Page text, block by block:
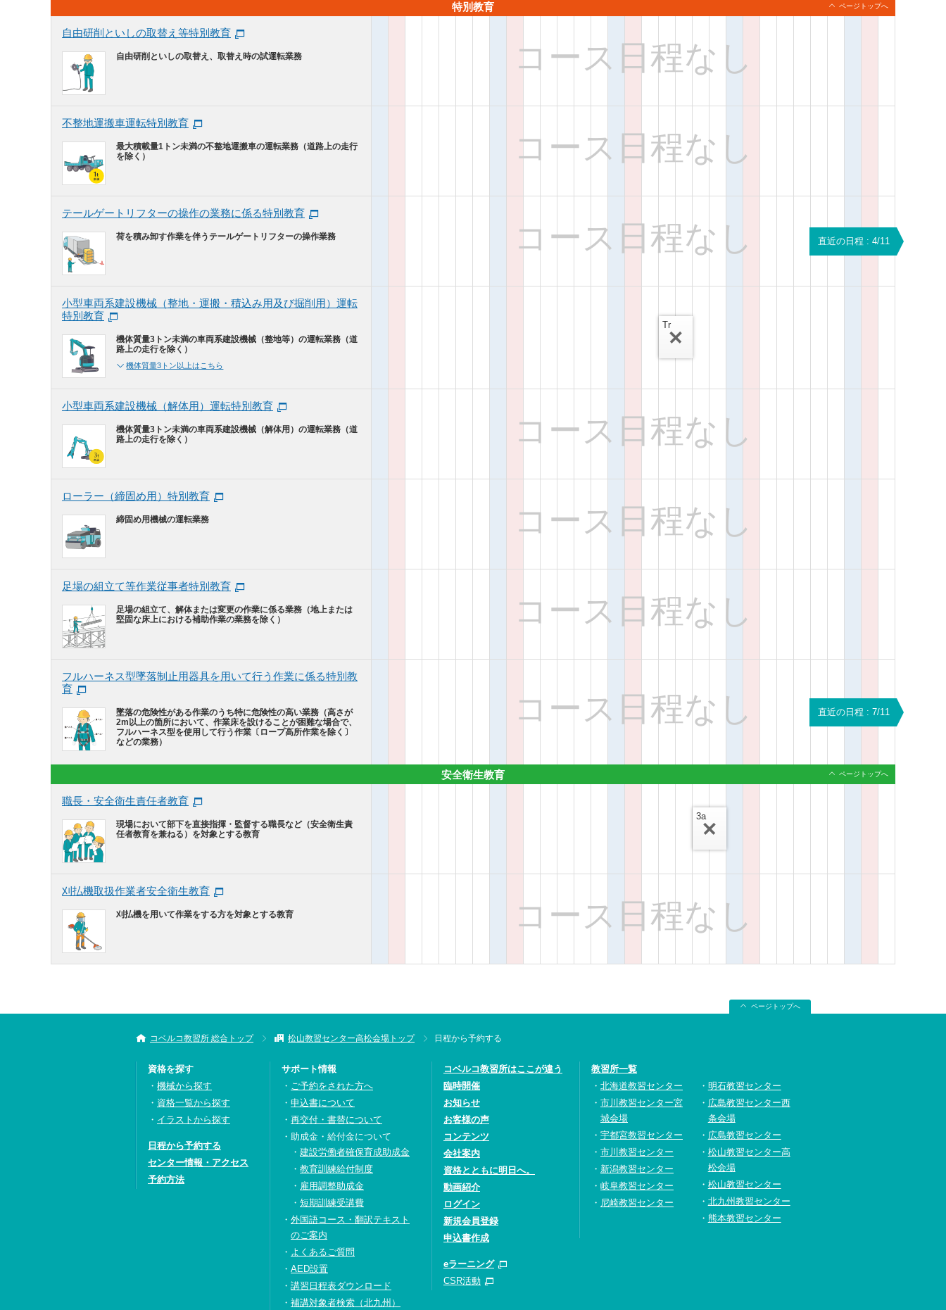
特別教育 ページトップへ
自由研削といしの取替え等特別教育
自由研削といしの取替え、取替え時の試運転業務 コース日程なし
不整地運搬車運転特別教育
最大積載量1トン未満の不整地運搬車の運転業務（道路上の走行
を除く）
コース日程なし
テールゲートリフターの操作の業務に係る特別教育
荷を積み卸す作業を伴うテールゲートリフターの操作業務 コース日程なし 直近の日程 : 4/11
小型車両系建設機械（整地・運搬・積込み用及び掘削用）運転
特別教育
機体質量3トン未満の車両系建設機械（整地等）の運転業務（道
路上の走行を除く）
機体質量3トン以上はこちら
Tr
小型車両系建設機械（解体用）運転特別教育
機体質量3トン未満の車両系建設機械（解体用）の運転業務（道
路上の走行を除く）
コース日程なし
ローラー（締固め用）特別教育
締固め用機械の運転業務 コース日程なし
足場の組立て等作業従事者特別教育
足場の組立て、解体または変更の作業に係る業務（地上または
堅固な床上における補助作業の業務を除く）
コース日程なし
フルハーネス型墜落制止用器具を用いて行う作業に係る特別教
育
墜落の危険性がある作業のうち特に危険性の高い業務（高さが
2m以上の箇所において、作業床を設けることが困難な場合で、
フルハーネス型を使用して行う作業〔ロープ高所作業を除く〕
などの業務）
コース日程なし 直近の日程 : 7/11
安全衛生教育 ページトップへ
職長・安全衛生責任者教育
現場において部下を直接指揮・監督する職長など（安全衛生責
任者教育を兼ねる）を対象とする教育
3a
刈払機取扱作業者安全衛生教育
刈払機を用いて作業をする方を対象とする教育 コース日程なし
ページトップへ
コベルコ教習所 総合トップ 松山教習センター高松会場トップ 日程から予約する
資格を探す
機械から探す
資格一覧から探す
イラストから探す
日程から予約する
センター情報・アクセス
予約方法
サポート情報
ご予約をされた方へ
申込書について
再交付・書替について
助成金・給付金について
建設労働者確保育成助成金
教育訓練給付制度
雇用調整助成金
短期訓練受講費
外国語コース・翻訳テキスト
のご案内
よくあるご質問
AED設置
講習日程表ダウンロード
補講対象者検索（北九州）
コベルコ教習所はここが違う
臨時開催
お知らせ
お客様の声
コンテンツ
会社案内
資格とともに明日へ。
動画紹介
ログイン
新規会員登録
申込書作成
eラーニング
CSR活動
教習所一覧
北海道教習センター
市川教習センター宮
城会場
宇都宮教習センター
市川教習センター
新潟教習センター
岐阜教習センター
尼崎教習センター
明石教習センター
広島教習センター西
条会場
広島教習センター
松山教習センター高
松会場
松山教習センター
北九州教習センター
熊本教習センター